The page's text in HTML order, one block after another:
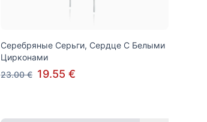
Серебряные Серьги, Сердце С Белыми
Цирконами
23.00 € 19.55 €